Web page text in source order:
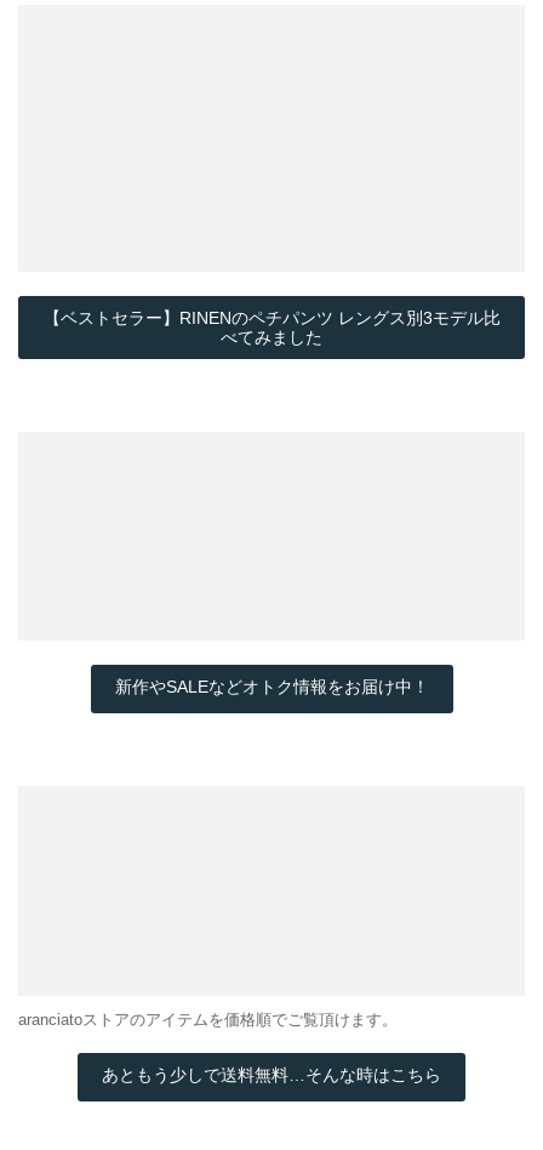
【ベストセラー】RINENのペチパンツ レングス別3モデル比
べてみました
新作やSALEなどオトク情報をお届け中！
aranciatoストアのアイテムを価格順でご覧頂けます。
あともう少しで送料無料…そんな時はこちら